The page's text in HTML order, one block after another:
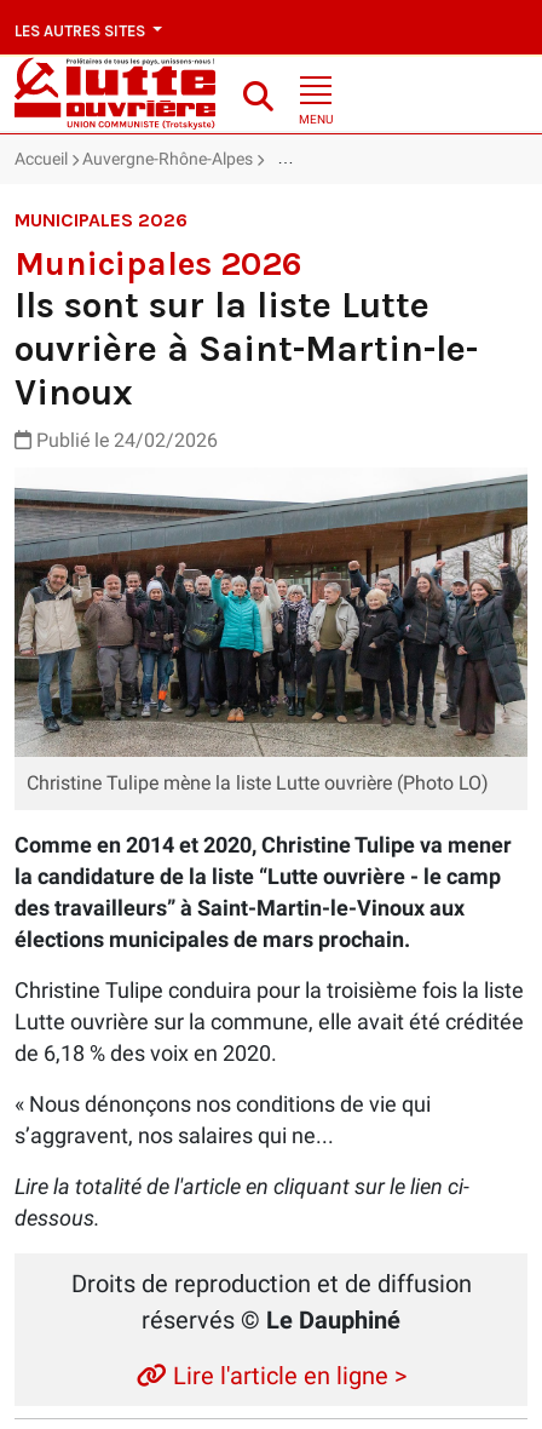
LES AUTRES SITES
MENU
Accueil Auvergne-Rhône-Alpes Ils sont sur la liste Lutte ouvrière à
MUNICIPALES 2026
Municipales 2026
Ils sont sur la liste Lutte
ouvrière à Saint-Martin-le-
Vinoux
Publié le 24/02/2026
Christine Tulipe mène la liste Lutte ouvrière (Photo LO)
Comme en 2014 et 2020, Christine Tulipe va mener
la candidature de la liste “Lutte ouvrière - le camp
des travailleurs” à Saint-Martin-le-Vinoux aux
élections municipales de mars prochain.
Christine Tulipe conduira pour la troisième fois la liste
Lutte ouvrière sur la commune, elle avait été créditée
de 6,18 % des voix en 2020.
« Nous dénonçons nos conditions de vie qui
s’aggravent, nos salaires qui ne...
Lire la totalité de l'article en cliquant sur le lien ci-
dessous.
Droits de reproduction et de diffusion
réservés © Le Dauphiné
Lire l'article en ligne >